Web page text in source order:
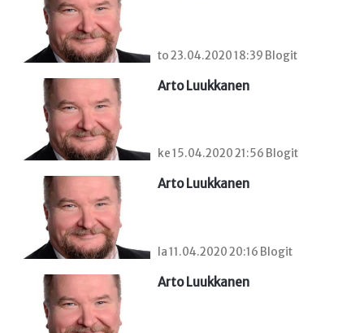
to 23.04.2020 18:39 Blogit
Arto Luukkanen
ke 15.04.2020 21:56 Blogit
Arto Luukkanen
la 11.04.2020 20:16 Blogit
Arto Luukkanen